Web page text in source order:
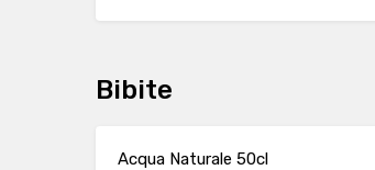
Bibite
Acqua Naturale 50cl